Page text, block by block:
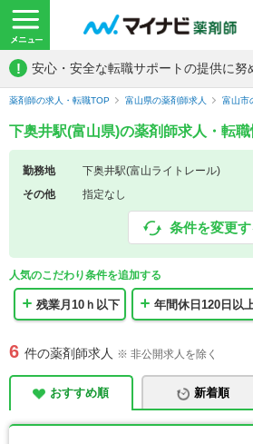
! 安心・安全な転職サポートの提供に努
薬剤師の求人・転職TOP 富山県の薬剤師求人 富山市
下奥井駅(富山県)の薬剤師求人・転
勤務地
下奥井駅(富山ライトレール)
その他
指定なし
条件を変更す
人気のこだわり条件を追加する
残業月10ｈ以下 年間休日120日以
6 件の薬剤師求人 ※ 非公開求人を除く
おすすめ順 新着順